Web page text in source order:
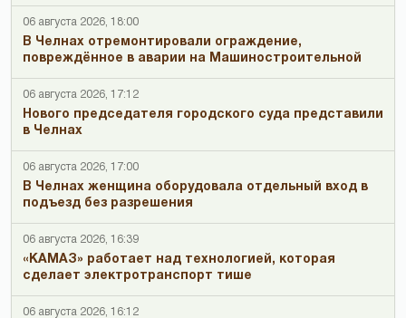
06 августа 2026, 18:00
В Челнах отремонтировали ограждение,
повреждённое в аварии на Машиностроительной
06 августа 2026, 17:12
Нового председателя городского суда представили
в Челнах
06 августа 2026, 17:00
В Челнах женщина оборудовала отдельный вход в
подъезд без разрешения
06 августа 2026, 16:39
«КАМАЗ» работает над технологией, которая
сделает электротранспорт тише
06 августа 2026, 16:12